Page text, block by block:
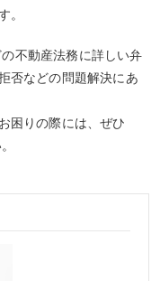
。
不動産法務に詳しい弁
否などの問題解決にあ
困りの際には、ぜひ